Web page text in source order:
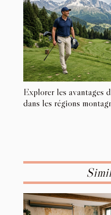
Explorer les avantages
dans les régions